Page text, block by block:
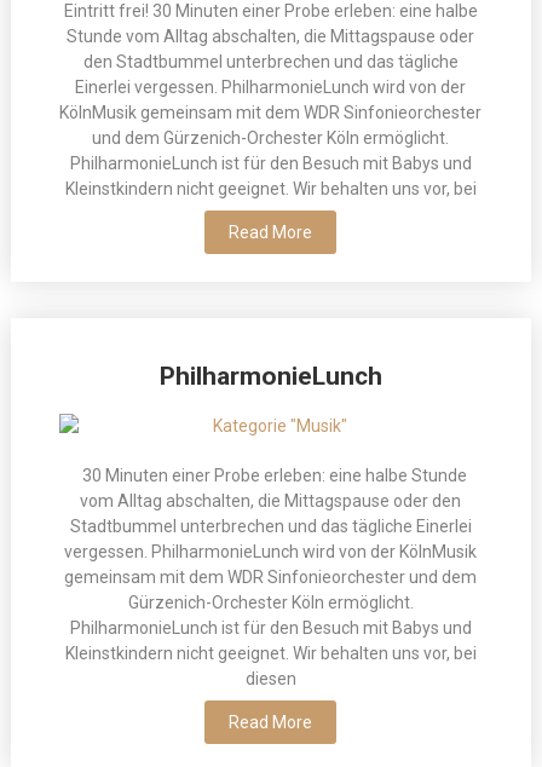
Eintritt frei! 30 Minuten einer Probe erleben: eine halbe
Stunde vom Alltag abschalten, die Mittagspause oder
den Stadtbummel unterbrechen und das tägliche
Einerlei vergessen. PhilharmonieLunch wird von der
KölnMusik gemeinsam mit dem WDR Sinfonieorchester
und dem Gürzenich-Orchester Köln ermöglicht.
PhilharmonieLunch ist für den Besuch mit Babys und
Kleinstkindern nicht geeignet. Wir behalten uns vor, bei
Read More
PhilharmonieLunch
30 Minuten einer Probe erleben: eine halbe Stunde
vom Alltag abschalten, die Mittagspause oder den
Stadtbummel unterbrechen und das tägliche Einerlei
vergessen. PhilharmonieLunch wird von der KölnMusik
gemeinsam mit dem WDR Sinfonieorchester und dem
Gürzenich-Orchester Köln ermöglicht.
PhilharmonieLunch ist für den Besuch mit Babys und
Kleinstkindern nicht geeignet. Wir behalten uns vor, bei
diesen
Read More